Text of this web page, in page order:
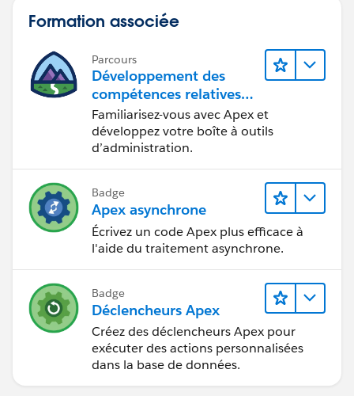
Formation associée
Parcours
Développement des
compétences relatives
au code Apex
Familiarisez-vous avec Apex et
développez votre boîte à outils
d’administration.
Badge
Apex asynchrone
Écrivez un code Apex plus efficace à
l'aide du traitement asynchrone.
Badge
Déclencheurs Apex
Créez des déclencheurs Apex pour
exécuter des actions personnalisées
dans la base de données.